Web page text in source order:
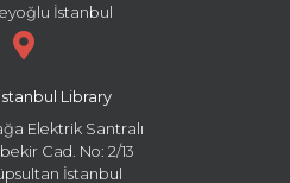
İstanbul
istanbul Library
Elektrik Santralı
Cad. No: 2/13
İstanbul